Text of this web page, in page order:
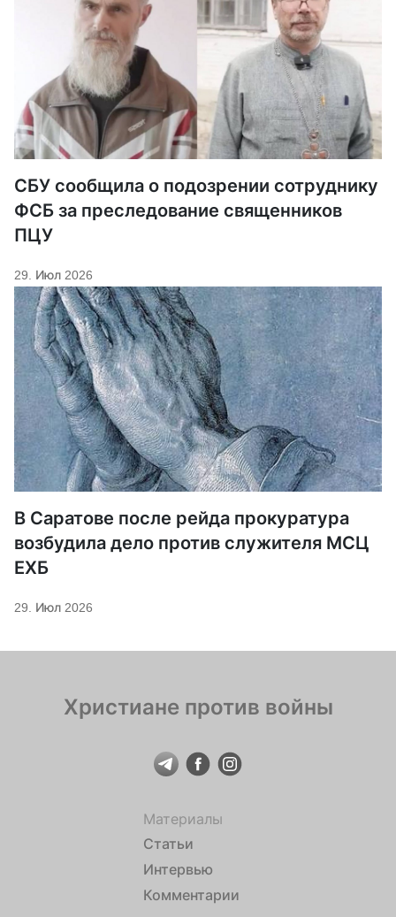
СБУ сообщила о подозрении сотруднику
ФСБ за преследование священников
ПЦУ
29. Июл 2026
В Саратове после рейда прокуратура
возбудила дело против служителя МСЦ
ЕХБ
29. Июл 2026
Христиане против войны
Материалы
Статьи
Интервью
Комментарии